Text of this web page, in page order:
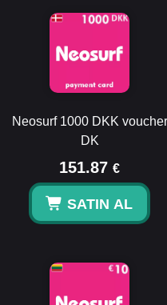
Neosurf 1000 DKK voucher
DK
151.87 €
SATIN AL